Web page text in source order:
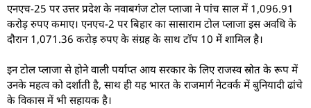
एनएच-25 पर उत्तर प्रदेश के नवाबगंज टोल प्लाजा ने पांच साल में 1,096.91
करोड़ रुपए कमाए। एनएच-2 पर बिहार का सासाराम टोल प्लाजा इस अवधि के
दौरान 1,071.36 करोड़ रुपए के संग्रह के साथ टॉप 10 में शामिल है।
इन टोल प्लाजा से होने वाली पर्याप्त आय सरकार के लिए राजस्व स्रोत के रूप में
उनके महत्व को दर्शाती है, साथ ही यह भारत के राजमार्ग नेटवर्क में बुनियादी ढांचे
के विकास में भी सहायक है।